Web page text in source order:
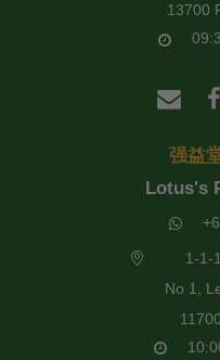
13700
强益
Lotus's
1-1-
No 1,